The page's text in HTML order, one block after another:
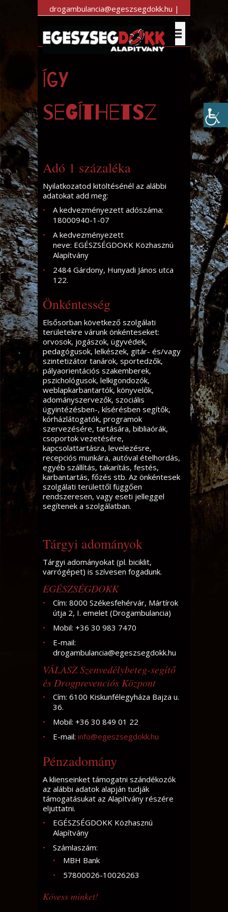
drogambulancia@egeszsegdokk.hu |
+36 30 983 7470
Így
segíthetsz
Adó 1 százaléka
Nyilatkozatod kitöltésénél az alábbi
adatokat add meg:
A kedvezményezett adószáma:
18000940-1-07
A kedvezményezett
neve: EGÉSZSÉGDOKK Közhasznú
Alapítvány
2484 Gárdony, Hunyadi János utca
122.
Önkéntesség
Elsősorban következő szolgálati
területekre várunk önkénteseket:
orvosok, jogászok, ügyvédek,
pedagógusok, lelkészek, gitár- és/vagy
szintetizátor tanárok, sportedzők,
pályaorientációs szakemberek,
pszichológusok, lelkigondozók,
weblapkarbantartók, könyvelők,
adományszervezők, szociális
ügyintézésben-, kísérésben segítők,
kórházlátogatók, programok
szervezésére, tartására, bibliaórák,
csoportok vezetésére,
kapcsolattartásra, levelezésre,
recepciós munkára, autóval ételhordás,
egyéb szállítás, takarítás, festés,
karbantartás, főzés stb. Az önkéntesek
szolgálati területtől függően
rendszeresen, vagy eseti jelleggel
segítenek a szolgálatban.
Tárgyi adományok
Tárgyi adományokat (pl. biciklit,
varrógépet) is szívesen fogadunk.
EGÉSZSÉGDOKK
Cím: 8000 Székesfehérvár, Mártírok
útja 2, I. emelet (Drogambulancia)
Mobil: +36 30 983 7470
E-mail:
drogambulancia@egeszsegdokk.hu
VÁLASZ Szenvedélybeteg-segítő
és Drogprevenciós Központ
Cím: 6100 Kiskunfélegyháza Bajza u.
36.
Mobil: +36 30 849 01 22
E-mail: info@egeszsegdokk.hu
Pénzadomány
A klienseinket támogatni szándékozók
az alábbi adatok alapján tudják
támogatásukat az Alapítvány részére
eljuttatni.
EGÉSZSÉGDOKK Közhasznú
Alapítvány
Számlaszám:
MBH Bank
57800026-10026263
Kövess minket!